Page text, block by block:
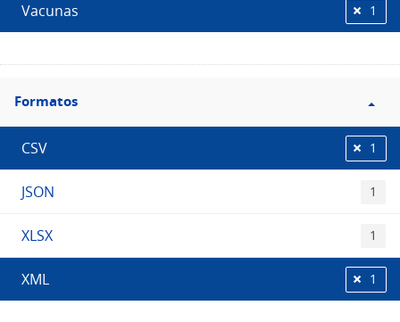
Vacunas 1
Filtro
Formatos
Formatos
CSV 1
JSON 1
XLSX 1
XML 1